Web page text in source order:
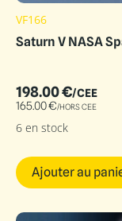
VF166
Saturn V NASA
198.00€/CEE
165.00€/HORS CEE
6 en stock
Ajouter au